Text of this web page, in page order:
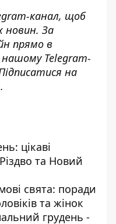
канал, щоб
новин. За
прямо в
нашому Telegram-
на
цікаві
та Новий
свята: поради
та жінок
грудень -